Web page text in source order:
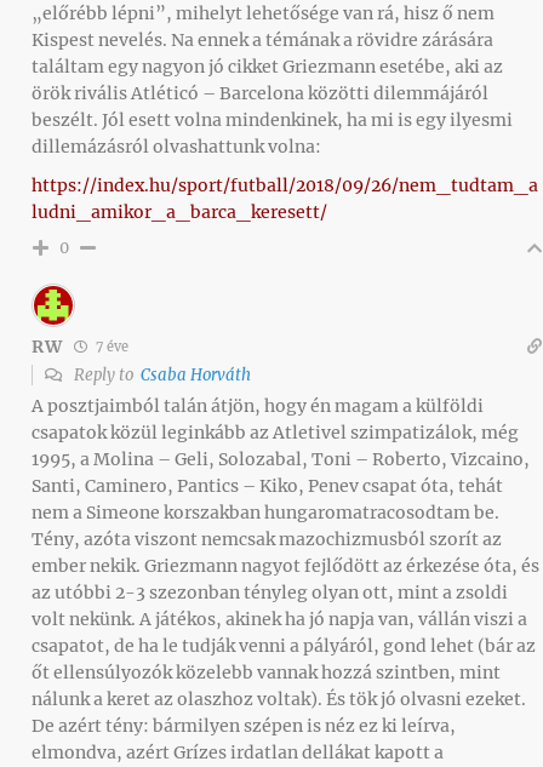
„előrébb lépni”, mihelyt lehetősége van rá, hisz ő nem
Kispest nevelés. Na ennek a témának a rövidre zárására
találtam egy nagyon jó cikket Griezmann esetébe, aki az
örök rivális Atléticó – Barcelona közötti dilemmájáról
beszélt. Jól esett volna mindenkinek, ha mi is egy ilyesmi
dillemázásról olvashattunk volna:
https://index.hu/sport/futball/2018/09/26/nem_tudtam_a
ludni_amikor_a_barca_keresett/
0
RW 7 éve
Reply to Csaba Horváth
A posztjaimból talán átjön, hogy én magam a külföldi
csapatok közül leginkább az Atletivel szimpatizálok, még
1995, a Molina – Geli, Solozabal, Toni – Roberto, Vizcaino,
Santi, Caminero, Pantics – Kiko, Penev csapat óta, tehát
nem a Simeone korszakban hungaromatracosodtam be.
Tény, azóta viszont nemcsak mazochizmusból szorít az
ember nekik. Griezmann nagyot fejlődött az érkezése óta, és
az utóbbi 2-3 szezonban tényleg olyan ott, mint a zsoldi
volt nekünk. A játékos, akinek ha jó napja van, vállán viszi a
csapatot, de ha le tudják venni a pályáról, gond lehet (bár az
őt ellensúlyozók közelebb vannak hozzá szintben, mint
nálunk a keret az olaszhoz voltak). És tök jó olvasni ezeket.
De azért tény: bármilyen szépen is néz ez ki leírva,
elmondva, azért Grízes irdatlan dellákat kapott a